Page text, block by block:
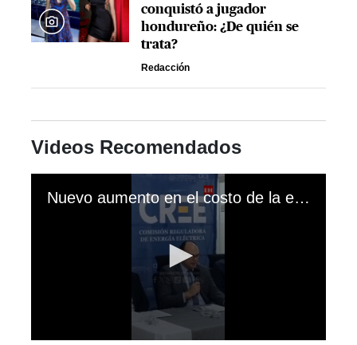
conquistó a jugador
hondureño: ¿De quién se
trata?
Redacción
Videos Recomendados
Nuevo aumento en el costo de la energía eléctrica en Honduras